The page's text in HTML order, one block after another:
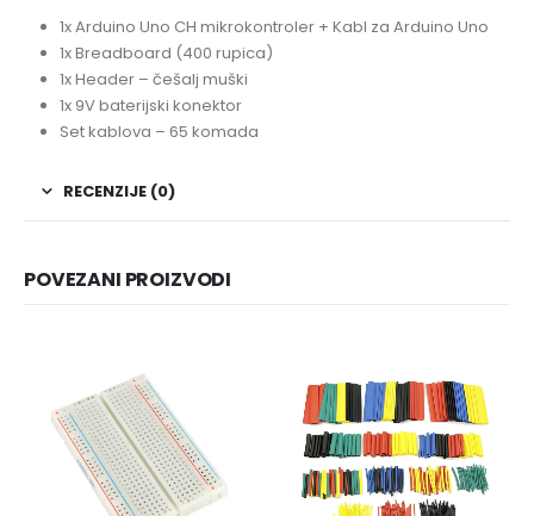
1x Arduino Uno CH mikrokontroler + Kabl za Arduino Uno
1x Breadboard (400 rupica)
1x Header – češalj muški
1x 9V baterijski konektor
Set kablova – 65 komada
RECENZIJE (0)
POVEZANI PROIZVODI